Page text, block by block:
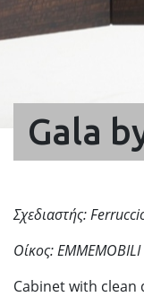
Gala
Σχεδιαστής:
Οίκος: EMMEMOBILI
Cabinet with clean